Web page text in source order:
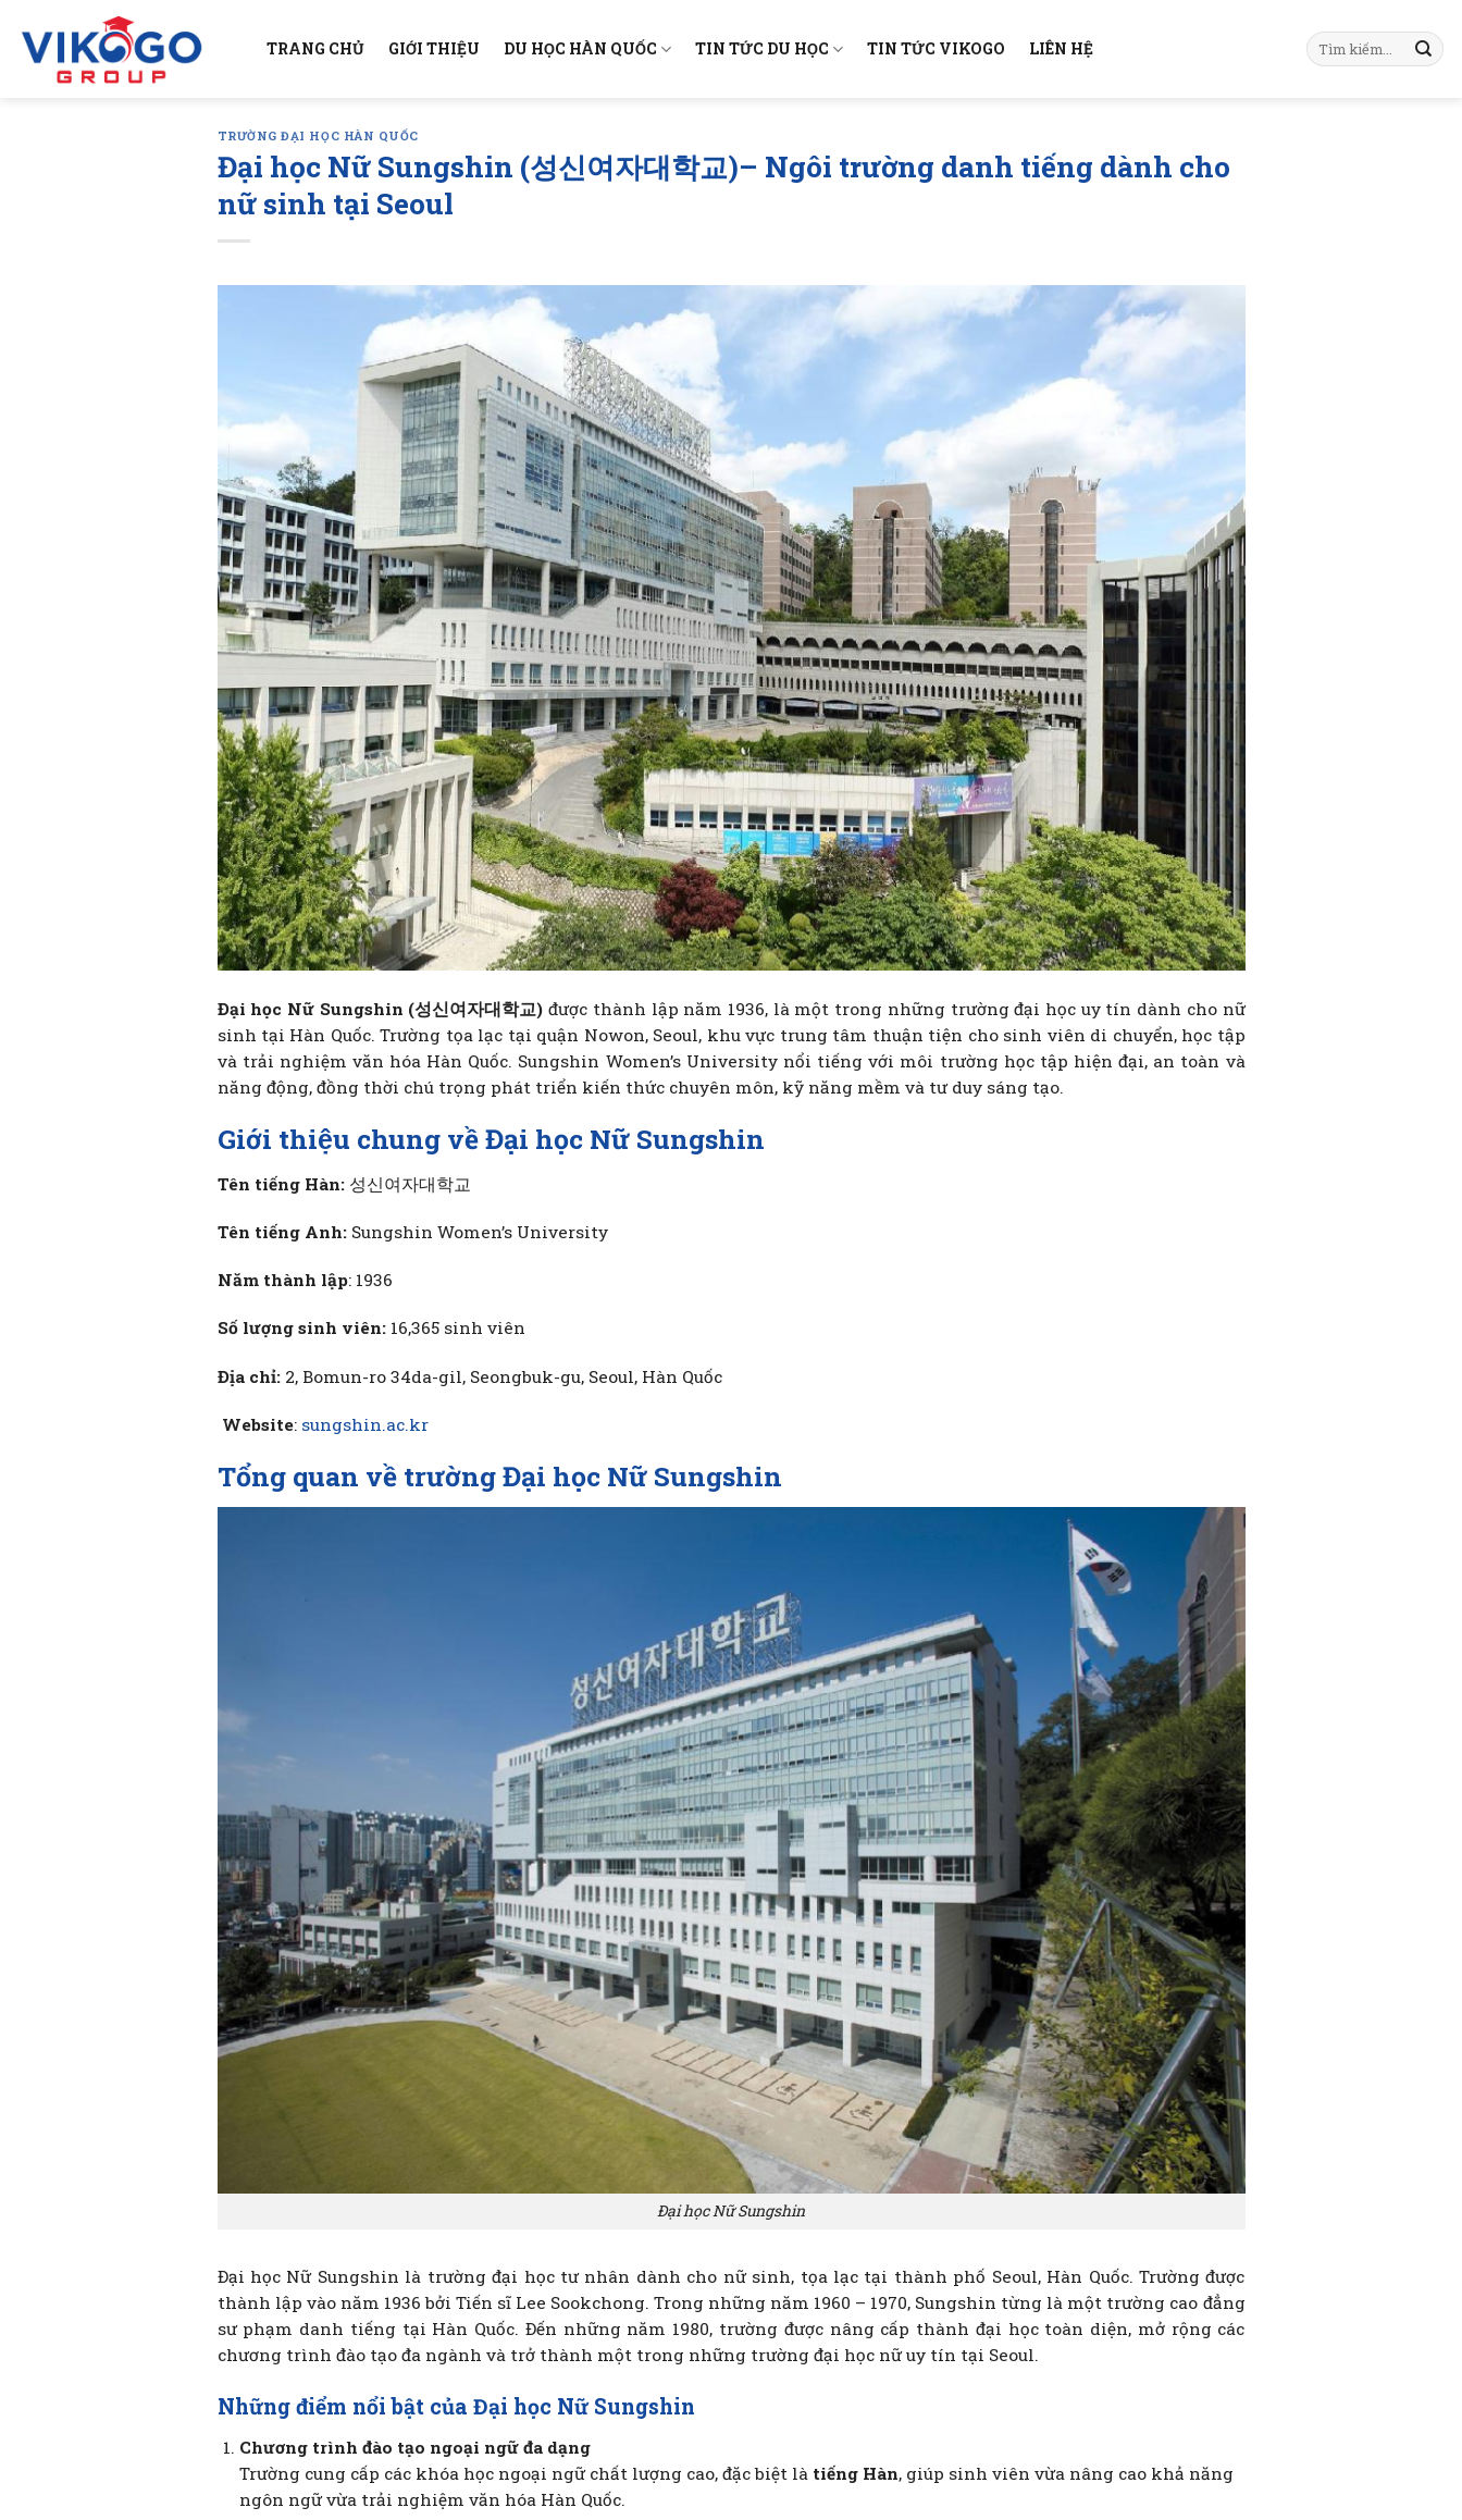
content
TRANG CHỦ GIỚI THIỆU DU HỌC HÀN QUỐC TIN TỨC DU HỌC TIN TỨC VIKOGO LIÊN HỆ
TRƯỜNG ĐẠI HỌC HÀN QUỐC
Đại học Nữ Sungshin (성신여자대학교)– Ngôi trường danh tiếng dành cho
nữ sinh tại Seoul
Đại học Nữ Sungshin (성신여자대학교)được thành lập năm 1936, là một trong những trường đại học uy tín dành cho nữ
sinh tại Hàn Quốc. Trường tọa lạc tại quận Nowon, Seoul, khu vực trung tâm thuận tiện cho sinh viên di chuyển, học tập
và trải nghiệm văn hóa Hàn Quốc. Sungshin Women’s University nổi tiếng với môi trường học tập hiện đại, an toàn và
năng động, đồng thời chú trọng phát triển kiến thức chuyên môn, kỹ năng mềm và tư duy sáng tạo.
Giới thiệu chung về Đại học Nữ Sungshin
Tên tiếng Hàn:성신여자대학교
Tên tiếng Anh:Sungshin Women’s University
Năm thành lập: 1936
Số lượng sinh viên:16,365 sinh viên
Địa chỉ:2, Bomun-ro 34da-gil, Seongbuk-gu, Seoul, Hàn Quốc
Website: sungshin.ac.kr
Tổng quan về trườngĐại học Nữ Sungshin
Đại học Nữ Sungshin
Đại học Nữ Sungshin là trường đại học tư nhân dành cho nữ sinh, tọa lạc tại thành phố Seoul, Hàn Quốc. Trường được
thành lập vào năm 1936 bởi Tiến sĩ Lee Sookchong. Trong những năm 1960 – 1970, Sungshin từng là một trường cao đẳng
sư phạm danh tiếng tại Hàn Quốc. Đến những năm 1980, trường được nâng cấp thành đại học toàn diện, mở rộng các
chương trình đào tạo đa ngành và trở thành một trong những trường đại học nữ uy tín tại Seoul.
Những điểm nổi bật của Đại học Nữ Sungshin
Chương trình đào tạo ngoại ngữ đa dạng
Trường cung cấp các khóa học ngoại ngữ chất lượng cao, đặc biệt là tiếng Hàn, giúp sinh viên vừa nâng cao khả năng
ngôn ngữ vừa trải nghiệm văn hóa Hàn Quốc.